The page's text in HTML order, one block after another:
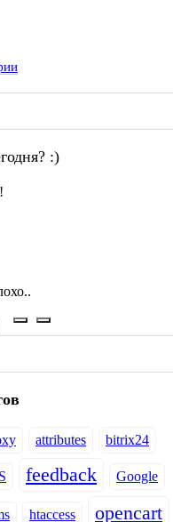
:)
attributes bitrix24
feedback Google
htaccess opencart